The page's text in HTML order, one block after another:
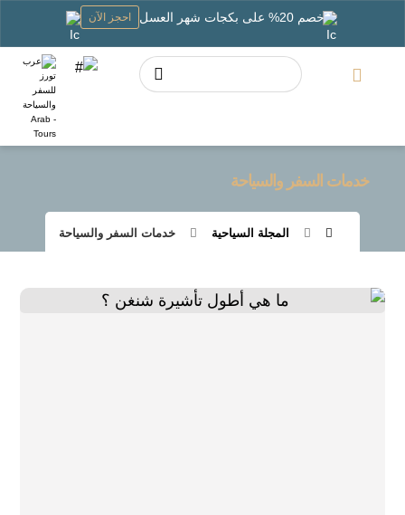
خصم 20% على بكجات شهر العسل احجز الآن
خدمات السفر والسياحة
المجلة السياحية خدمات السفر والسياحة